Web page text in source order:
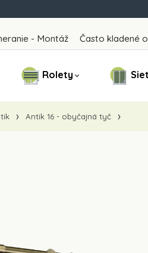
- Montáž Často kladené
Rolety
Antik 16 - obyčajná tyč